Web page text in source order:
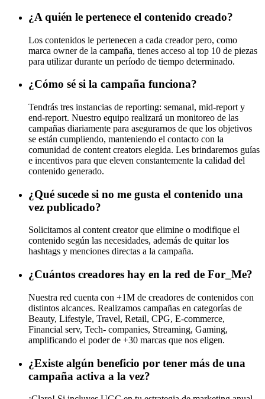
¿A quién le pertenece el contenido creado?
Los contenidos le pertenecen a cada creador pero, como
marca owner de la campaña, tienes acceso al top 10 de piezas
para utilizar durante un período de tiempo determinado.
¿Cómo sé si la campaña funciona?
Tendrás tres instancias de reporting: semanal, mid-report y
end-report. Nuestro equipo realizará un monitoreo de las
campañas diariamente para asegurarnos de que los objetivos
se están cumpliendo, manteniendo el contacto con la
comunidad de content creators elegida. Les brindaremos guías
e incentivos para que eleven constantemente la calidad del
contenido generado.
¿Qué sucede si no me gusta el contenido una
vez publicado?
Solicitamos al content creator que elimine o modifique el
contenido según las necesidades, además de quitar los
hashtags y menciones directas a la campaña.
¿Cuántos creadores hay en la red de For_Me?
Nuestra red cuenta con +1M de creadores de contenidos con
distintos alcances. Realizamos campañas en categorías de
Beauty, Lifestyle, Travel, Retail, CPG, E-commerce,
Financial serv, Tech- companies, Streaming, Gaming,
amplificando el poder de +30 marcas que nos eligen.
¿Existe algún beneficio por tener más de una
campaña activa a la vez?